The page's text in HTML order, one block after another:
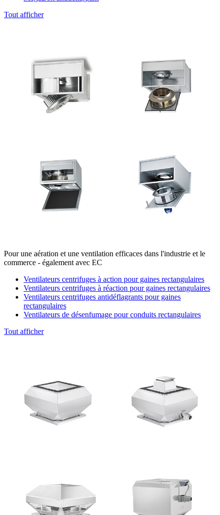
Tout afficher
Pour une aération et une ventilation efficaces dans l'industrie et le
commerce - également avec EC
Ventilateurs centrifuges à action pour gaines rectangulaires
Ventilateurs centrifuges à réaction pour gaines rectangulaires
Ventilateurs centrifuges antidéflagrants pour gaines
rectangulaires
Ventilateurs de désenfumage pour conduits rectangulaires
Tout afficher